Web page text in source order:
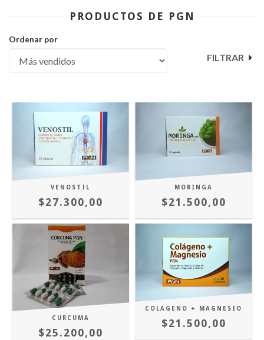
PRODUCTOS DE PGN
Ordenar por
FILTRAR
VENOSTIL
$27.300,00
MORINGA
$21.500,00
CURCUMA
$25.200,00
COLAGENO + MAGNESIO
$21.500,00